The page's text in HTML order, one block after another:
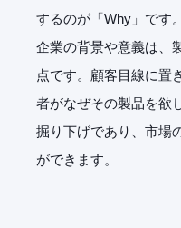
するのが「Why」です
企業の背景や意義は、
点です。顧客目線に置
者がなぜその製品を欲
掘り下げであり、市場
ができます。